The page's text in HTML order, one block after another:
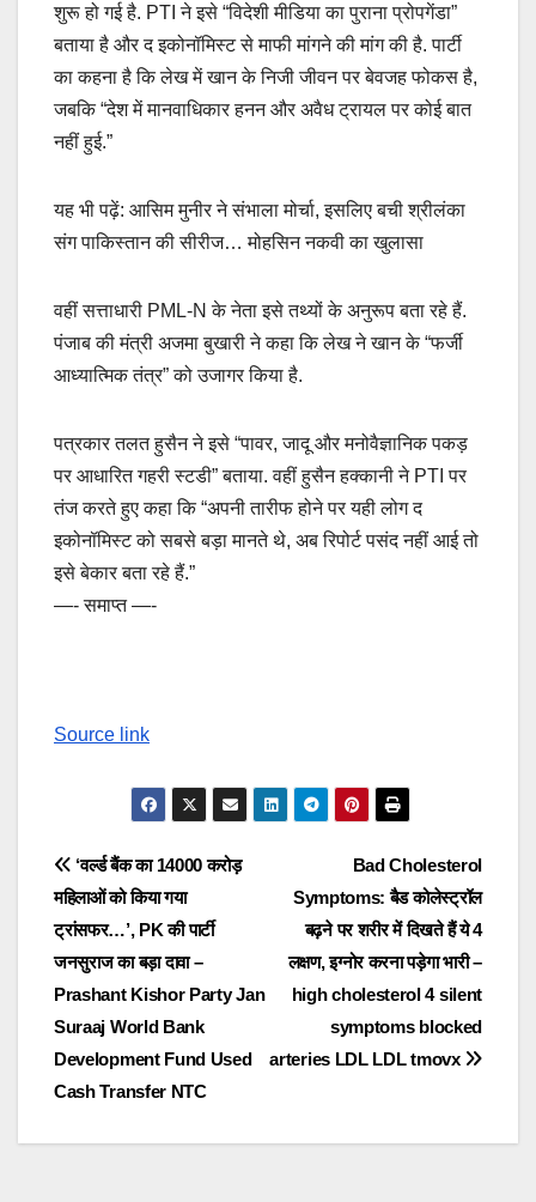
शुरू हो गई है. PTI ने इसे “विदेशी मीडिया का पुराना प्रोपगेंडा”
बताया है और द इकोनॉमिस्ट से माफी मांगने की मांग की है. पार्टी
का कहना है कि लेख में खान के निजी जीवन पर बेवजह फोकस है,
जबकि “देश में मानवाधिकार हनन और अवैध ट्रायल पर कोई बात
नहीं हुई.”
यह भी पढ़ें: आसिम मुनीर ने संभाला मोर्चा, इसल‍िए बची श्रीलंका
संग पाकिस्तान की सीरीज… मोहसिन नकवी का खुलासा
वहीं सत्ताधारी PML-N के नेता इसे तथ्यों के अनुरूप बता रहे हैं.
पंजाब की मंत्री अजमा बुखारी ने कहा कि लेख ने खान के “फर्जी
आध्यात्मिक तंत्र” को उजागर किया है.
पत्रकार तलत हुसैन ने इसे “पावर, जादू और मनोवैज्ञानिक पकड़
पर आधारित गहरी स्टडी” बताया. वहीं हुसैन हक्कानी ने PTI पर
तंज करते हुए कहा कि “अपनी तारीफ होने पर यही लोग द
इकोनॉमिस्ट को सबसे बड़ा मानते थे, अब रिपोर्ट पसंद नहीं आई तो
इसे बेकार बता रहे हैं.”
—- समाप्त —-
Source link
Post
navigation
Bad Cholesterol
Symptoms: बैड कोलेस्ट्रॉल
बढ़ने पर शरीर में दिखते हैं ये 4
लक्षण, इग्नोर करना पड़ेगा भारी –
high cholesterol 4 silent
symptoms blocked
arteries LDL LDL tmovx
‘वर्ल्ड बैंक का 14000 करोड़
महिलाओं को किया गया
ट्रांसफर…’, PK की पार्टी
जनसुराज का बड़ा दावा –
Prashant Kishor Party Jan
Suraaj World Bank
Development Fund Used
Cash Transfer NTC